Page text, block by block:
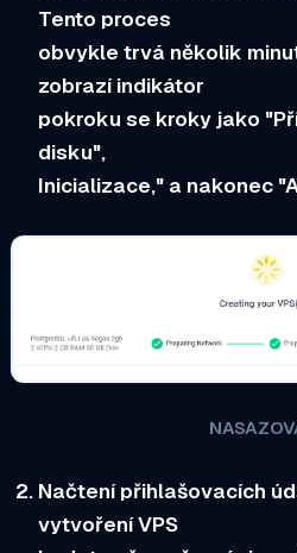
Tento proces
obvykle trvá několik
zobrazí indikátor
pokroku se kroky jako
disku",
Inicializace," a nakonec
Načtení přihlašovacích
vytvoření VPS